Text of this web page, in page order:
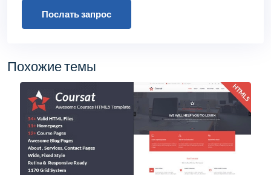
Послать запрос
Похожие темы